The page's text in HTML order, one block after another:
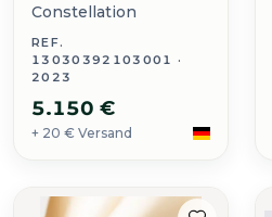
Constellation
REF.
13030392103001 ·
2023
5.150 €
+ 20 € Versand